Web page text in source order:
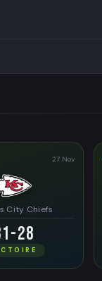
27 Nov
City Chiefs
28